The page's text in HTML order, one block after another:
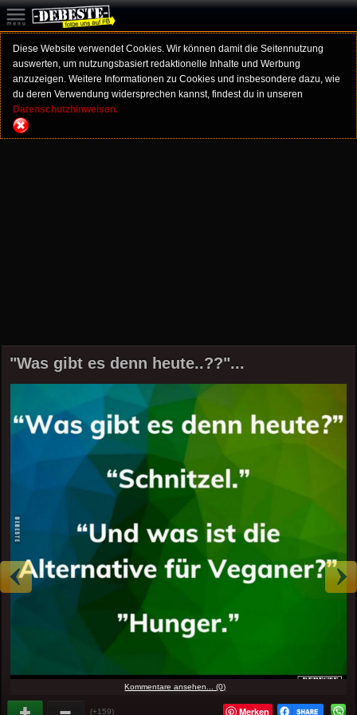
Diese Website verwendet Cookies. Wir können damit die Seitennutzung
auswerten, um nutzungsbasiert redaktionelle Inhalte und Werbung
anzuzeigen. Weitere Informationen zu Cookies und insbesondere dazu, wie
du deren Verwendung widersprechen kannst, findest du in unseren
Datenschutzhinweisen.
"Was gibt es denn heute..??"...
Kommentare ansehen... (0)
(+159) Merken